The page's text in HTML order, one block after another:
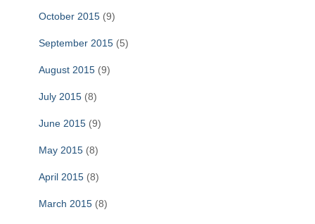
October 2015 (9)
September 2015 (5)
August 2015 (9)
July 2015 (8)
June 2015 (9)
May 2015 (8)
April 2015 (8)
March 2015 (8)